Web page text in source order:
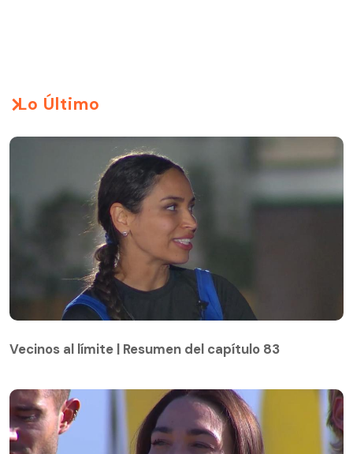
Lo Último
Vecinos al límite | Resumen del capítulo 83